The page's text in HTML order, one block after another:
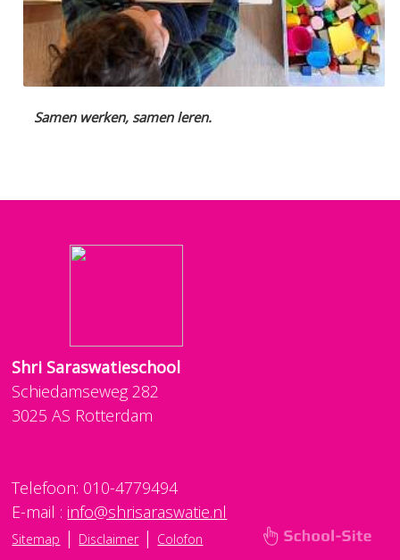
Samen werken, samen leren.
Shri Saraswatieschool
Schiedamseweg 282
3025 AS Rotterdam
Telefoon: 010-4779494
E-mail : info@shrisaraswatie.nl
Sitemap | Disclaimer| Colofon